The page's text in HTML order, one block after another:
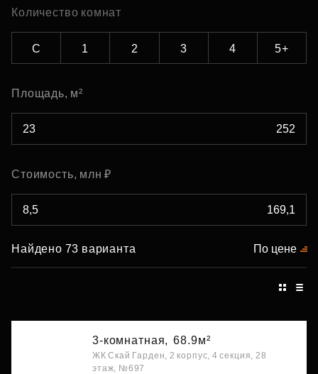
Количество комнат
С 1 2 3 4 5+
Площадь, м²
Стоимость, млн ₽
Найдено 73 варианта По цене
3-комнатная, 68.9м²
ЖК Скай Гарден, 2 корпус, 4 секция, 28
этаж, №697